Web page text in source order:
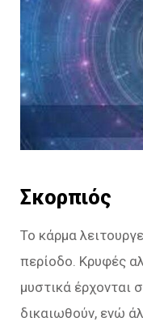
Σκορπιός
Το κάρμα
περίοδο. Κρυφές
μυστικά έρχονται
δικαιωθούν, ενώ